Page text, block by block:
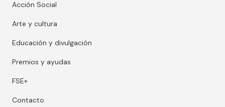
Acción Social
Arte y cultura
Educación y divulgación
Premios y ayudas
FSE+
Contacto